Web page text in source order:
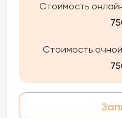
избегать сложных
им просто быть и
потенциале и
осознанной и
Стоимость
Стоимость